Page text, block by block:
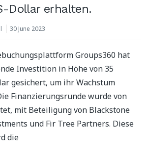
Dollar erhalten.
30 June 2023
Groups360 hat
Investition in Höhe von 35
gesichert, um ihr Wachstum
Finanzierungsrunde wurde von
mit Beteiligung von Blackstone
und Fir Tree Partners. Diese
die